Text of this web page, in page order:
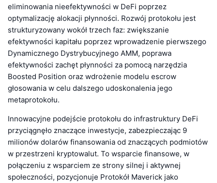
eliminowania nieefektywności w DeFi poprzez
optymalizację alokacji płynności. Rozwój protokołu jest
strukturyzowany wokół trzech faz: zwiększanie
efektywności kapitału poprzez wprowadzenie pierwszego
Dynamicznego Dystrybucyjnego AMM, poprawa
efektywności zachęt płynności za pomocą narzędzia
Boosted Position oraz wdrożenie modelu escrow
głosowania w celu dalszego udoskonalenia jego
metaprotokołu.
Innowacyjne podejście protokołu do infrastruktury DeFi
przyciągnęło znaczące inwestycje, zabezpieczając 9
milionów dolarów finansowania od znaczących podmiotów
w przestrzeni kryptowalut. To wsparcie finansowe, w
połączeniu z wsparciem ze strony silnej i aktywnej
społeczności, pozycjonuje Protokół Maverick jako